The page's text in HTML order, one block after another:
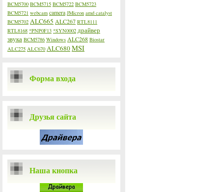
BCM5700 BCM5715 BCM5722 BCM5723
BCM5721 webcam camera JMicron amd catalyst
BCM5702 ALC665 ALC267 RTL8111
RTL8168 *PNP0F13 *SYN0002 драйвер
звука BCM5786 Windows ALC268 Biostar
ALC275 ALC670 ALC680MSI
Форма входа
Друзья сайта
Наша кнопка